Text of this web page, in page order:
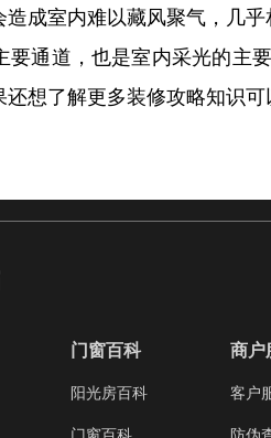
成室内难以藏风聚气，几
要通道，也是室内采光的主
想了解更多装修攻略知识可
门窗百科
阳光房百科
商户
客户